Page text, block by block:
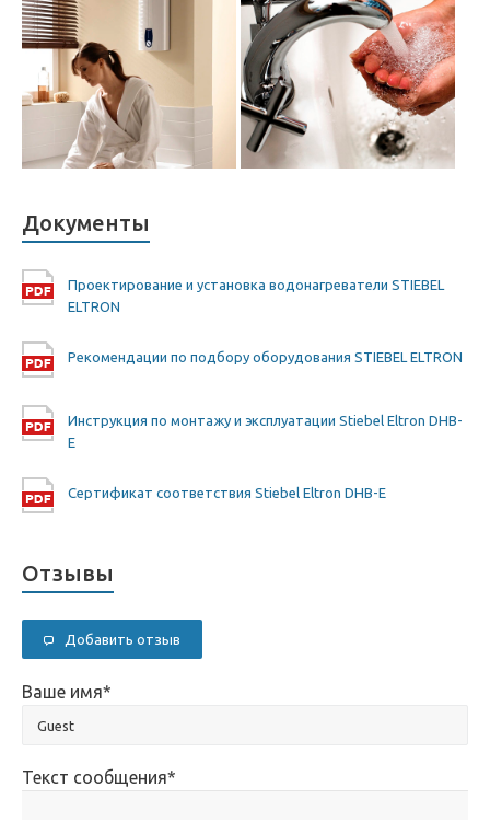
Документы
Проектирование и установка водонагреватели STIEBEL
ELTRON
Рекомендации по подбору оборудования STIEBEL ELTRON
Инструкция по монтажу и эксплуатации Stiebel Eltron DHB-
E
Сертификат соответствия Stiebel Eltron DHB-E
Отзывы
Добавить отзыв
Ваше имя*
Текст сообщения*